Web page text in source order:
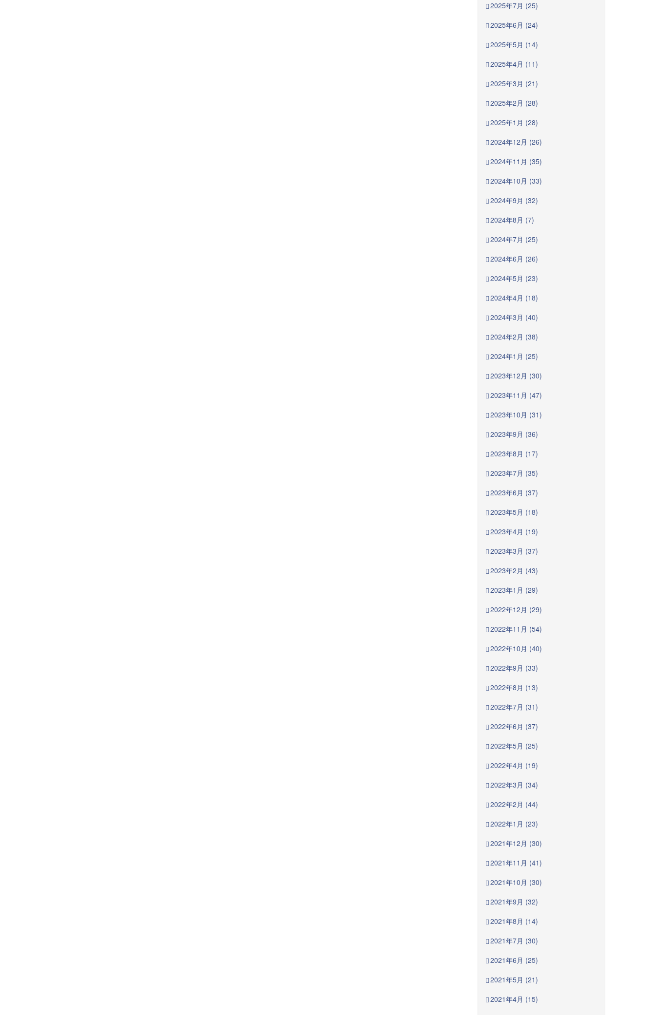
2025年7月 (25)
2025年6月 (24)
2025年5月 (14)
2025年4月 (11)
2025年3月 (21)
2025年2月 (28)
2025年1月 (28)
2024年12月 (26)
2024年11月 (35)
2024年10月 (33)
2024年9月 (32)
2024年8月 (7)
2024年7月 (25)
2024年6月 (26)
2024年5月 (23)
2024年4月 (18)
2024年3月 (40)
2024年2月 (38)
2024年1月 (25)
2023年12月 (30)
2023年11月 (47)
2023年10月 (31)
2023年9月 (36)
2023年8月 (17)
2023年7月 (35)
2023年6月 (37)
2023年5月 (18)
2023年4月 (19)
2023年3月 (37)
2023年2月 (43)
2023年1月 (29)
2022年12月 (29)
2022年11月 (54)
2022年10月 (40)
2022年9月 (33)
2022年8月 (13)
2022年7月 (31)
2022年6月 (37)
2022年5月 (25)
2022年4月 (19)
2022年3月 (34)
2022年2月 (44)
2022年1月 (23)
2021年12月 (30)
2021年11月 (41)
2021年10月 (30)
2021年9月 (32)
2021年8月 (14)
2021年7月 (30)
2021年6月 (25)
2021年5月 (21)
2021年4月 (15)